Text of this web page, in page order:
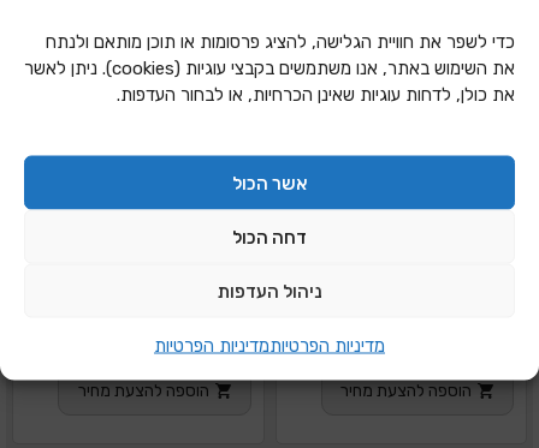
כדי לשפר את חוויית הגלישה, להציג פרסומות או תוכן מותאם ולנתח
את השימוש באתר, אנו משתמשים בקבצי עוגיות (cookies). ניתן לאשר
את כולן, לדחות עוגיות שאינן הכרחיות, או לבחור העדפות.
אשר הכול
דחה הכול
ניהול העדפות
מדיניות הפרטיותמדיניות הפרטיות
הוספה להצעת מחיר
(9.4X13.7)
הוספה להצעת מחיר